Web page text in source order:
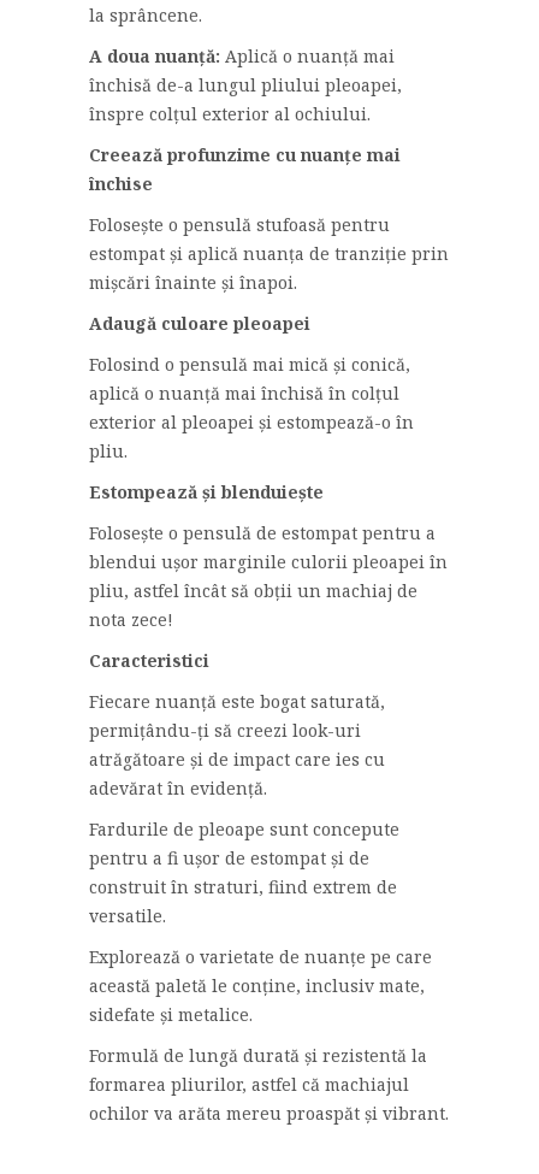
la sprâncene.
A doua nuanță: Aplică o nuanță mai
închisă de-a lungul pliului pleoapei,
înspre colțul exterior al ochiului.
Creează profunzime cu nuanțe mai
închise
Folosește o pensulă stufoasă pentru
estompat și aplică nuanța de tranziție prin
mișcări înainte și înapoi.
Adaugă culoare pleoapei
Folosind o pensulă mai mică și conică,
aplică o nuanță mai închisă în colțul
exterior al pleoapei și estompează-o în
pliu.
Estompează și blenduiește
Folosește o pensulă de estompat pentru a
blendui ușor marginile culorii pleoapei în
pliu, astfel încât să obții un machiaj de
nota zece!
Caracteristici
Fiecare nuanță este bogat saturată,
permițându-ți să creezi look-uri
atrăgătoare și de impact care ies cu
adevărat în evidență.
Fardurile de pleoape sunt concepute
pentru a fi ușor de estompat și de
construit în straturi, fiind extrem de
versatile.
Explorează o varietate de nuanțe pe care
această paletă le conține, inclusiv mate,
sidefate și metalice.
Formulă de lungă durată și rezistentă la
formarea pliurilor, astfel că machiajul
ochilor va arăta mereu proaspăt și vibrant.